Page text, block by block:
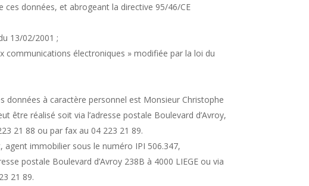
ces données, et abrogeant la directive 95/46/CE
13/02/2001 ;
communications électroniques » modifiée par la loi du
données à caractère personnel est Monsieur Christophe
réalisé soit via l’adresse postale Boulevard d’Avroy,
21 88 ou par fax au 04 223 21 89.
agent immobilier sous le numéro IPI 506.347,
postale Boulevard d’Avroy 238B à 4000 LIEGE ou via
21 89.